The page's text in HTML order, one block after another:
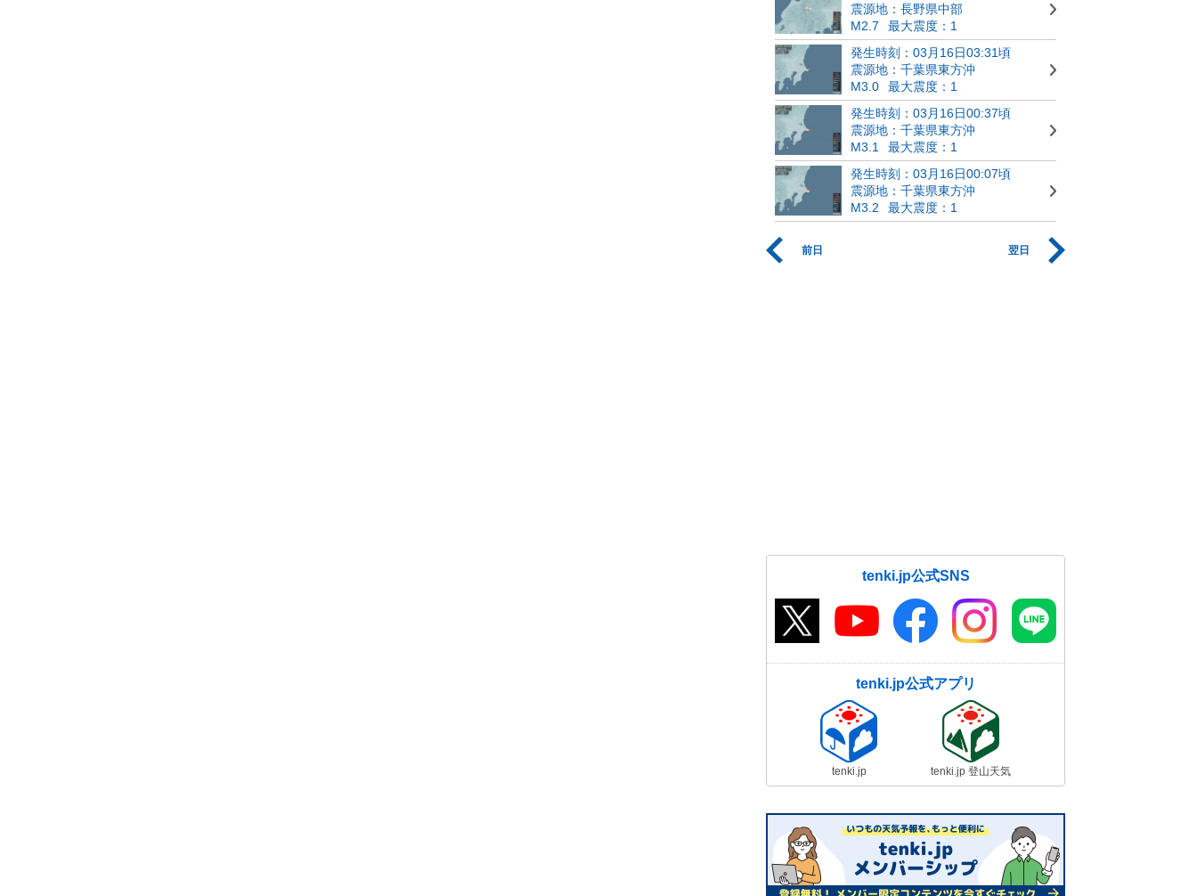
震源地：長野県中部
M2.7
最大震度：1
発生時刻：03月16日03:31頃
震源地：千葉県東方沖
M3.0
最大震度：1
発生時刻：03月16日00:37頃
震源地：千葉県東方沖
M3.1
最大震度：1
発生時刻：03月16日00:07頃
震源地：千葉県東方沖
M3.2
最大震度：1
前日 翌日
tenki.jp公式SNS
tenki.jp公式アプリ
tenki.jp tenki.jp 登山天気